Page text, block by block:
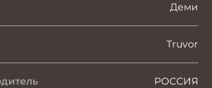
Деми
Truvor
РОССИЯ